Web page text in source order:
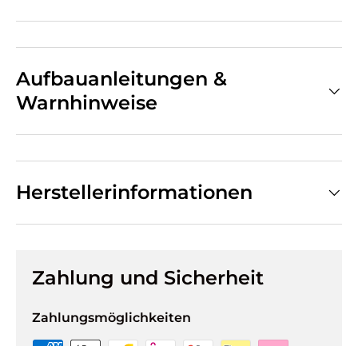
Aufbauanleitungen &
Warnhinweise
Herstellerinformationen
Zahlung und Sicherheit
Zahlungsmöglichkeiten